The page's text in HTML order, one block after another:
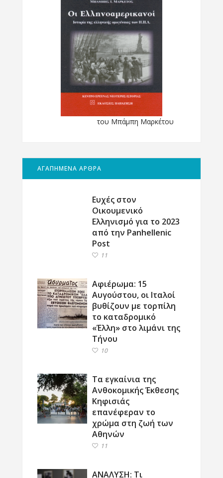
του Μπάμπη Μαρκέτου
ΑΓΑΠΗΜΕΝΑ ΑΡΘΡΑ
Ευχές στον
Οικουμενικό
Ελληνισμό για το 2023
από την Panhellenic
Post
11
Αφιέρωμα: 15
Αυγούστου, οι Ιταλοί
βυθίζουν με τορπίλη
το καταδρομικό
«Έλλη» στο λιμάνι της
Τήνου
10
Τα εγκαίνια της
Ανθοκομικής Έκθεσης
Κηφισιάς
επανέφεραν το
χρώμα στη ζωή των
Αθηνών
11
ΑΝΑΛΥΣΗ: Τι